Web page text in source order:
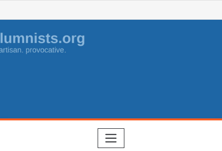
to
content